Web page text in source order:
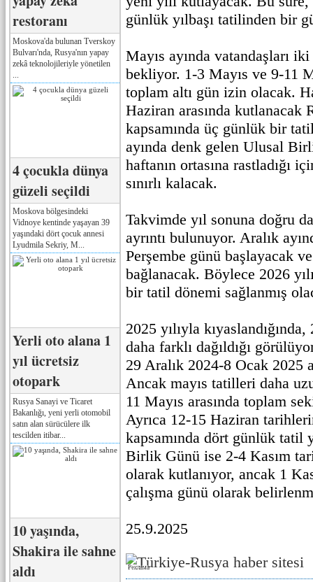
restoranı
Moskova'da bulunan Tverskoy
Bulvarı'nda, Rusya'nın yapay
zekâ teknolojileriyle yönetilen
4 çocukla dünya
güzeli seçildi
Moskova bölgesindeki
Vidnoye kentinde yaşayan 39
yaşındaki dört çocuk annesi
Lyudmila Sekriy, M...
Yerli oto alana 1
yıl ücretsiz
otopark
Rusya Sanayi ve Ticaret
Bakanlığı, yeni yerli otomobil
satın alan sürücülere ilk
tescilden itibar...
10 yaşında,
Shakira ile sahne
aldı
günlük yılbaşı tatilinden bir
Mayıs ayında vatandaşları
bekliyor. 1-3 Mayıs ve 9-11
toplam altı gün izin olacak.
Haziran arasında kutlanacak
kapsamında üç günlük bir
ayında denk gelen Ulusal
haftanın ortasına rastladığı
sınırlı kalacak.
Takvimde yıl sonuna doğru
ayrıntı bulunuyor. Aralık
Perşembe günü başlayacak
bağlanacak. Böylece 2026
bir tatil dönemi sağlanmış
2025 yılıyla
daha farklı dağıldığı
29 Aralık 2024-8 Ocak 2025
Ancak mayıs tatilleri daha
11 Mayıs arasında toplam
Ayrıca 12-15 Haziran
kapsamında dört günlük tatil
Birlik Günü ise 2-4 Kasım
olarak kutlanıyor, ancak 1
çalışma günü olarak
25.9.2025
Реклама